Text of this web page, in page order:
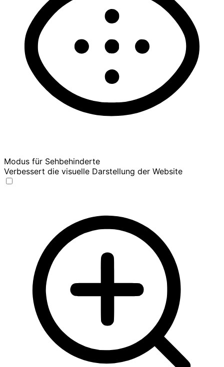
Modus für Sehbehinderte
Verbessert die visuelle Darstellung der Website